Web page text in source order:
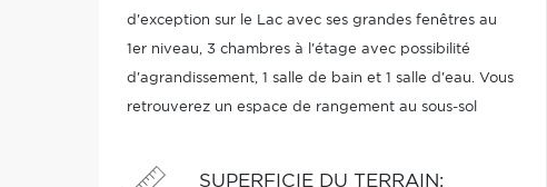
d'exception sur le Lac avec ses grandes fenêtres au
1er niveau, 3 chambres à l'étage avec possibilité
d'agrandissement, 1 salle de bain et 1 salle d'eau. Vous
retrouverez un espace de rangement au sous-sol
SUPERFICIE DU TERRAIN: